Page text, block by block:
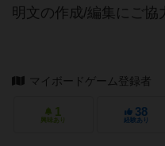
明文の作成/編集にご協
マイボードゲーム登録者
1
興味あり
38
経験あり